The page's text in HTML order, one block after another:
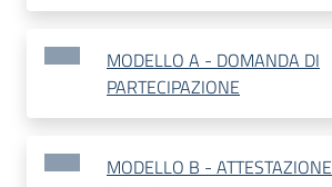
MODELLO A - DOMANDA DI
PARTECIPAZIONE
MODELLO B - ATTESTAZIONE